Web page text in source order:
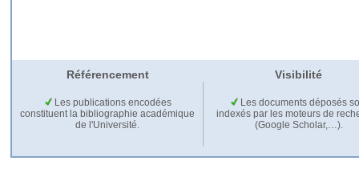
Référencement Visibilité
Les publications encodées
constituent la bibliographie académique
de l'Université.
Les documents déposés
indexés par les moteurs de
(Google Scholar,…).